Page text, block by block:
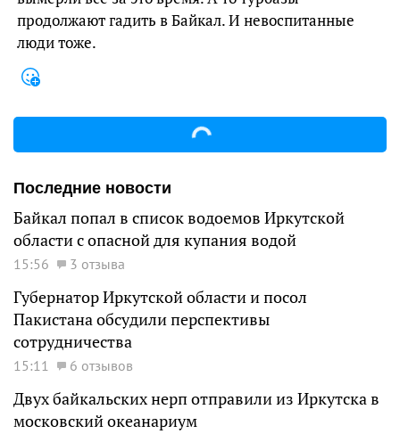
продолжают гадить в Байкал. И невоспитанные
люди тоже.
Последние новости
Байкал попал в список водоемов Иркутской
области с опасной для купания водой
15:56 3 отзыва
Губернатор Иркутской области и посол
Пакистана обсудили перспективы
сотрудничества
15:11 6 отзывов
Двух байкальских нерп отправили из Иркутска в
московский океанариум